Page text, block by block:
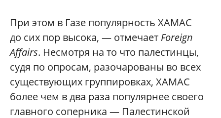
При этом в Газе популярность ХАМАС
до сих пор высока, — отмечает Foreign
Affairs. Несмотря на то что палестинцы,
судя по опросам, разочарованы во всех
существующих группировках, ХАМАС
более чем в два раза популярнее своего
главного соперника — Палестинской